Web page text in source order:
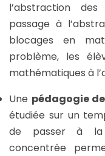
l’abstraction
passage à
blocages en
problème, les
mathématiques à
Une pédagogie
étudiée sur un
de passer à la
concentrée